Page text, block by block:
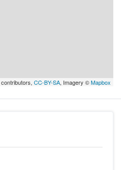
contributors, CC-BY-SA, Imagery ©Mapbox